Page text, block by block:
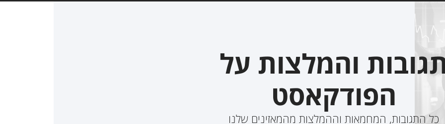
והמלצות על
הפודקאסט
כל התגובות, המחמאות וההמלצות מהמאזינים שלנו